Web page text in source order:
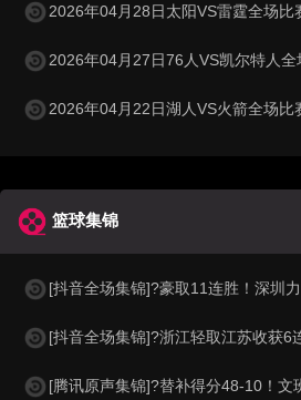
2026年04月28日太阳VS雷霆全场比
2026年04月27日76人VS凯尔特人
2026年04月22日湖人VS火箭全场比
篮球集锦
[抖音全场集锦]?豪取11连胜！深圳力克山西 王浩然33+5
[抖音全场集锦]?浙江轻取江苏收获6连胜！兰道夫17分 亨
[腾讯原声集锦]?替补得分48-10！文班伤缺马刺轻取开